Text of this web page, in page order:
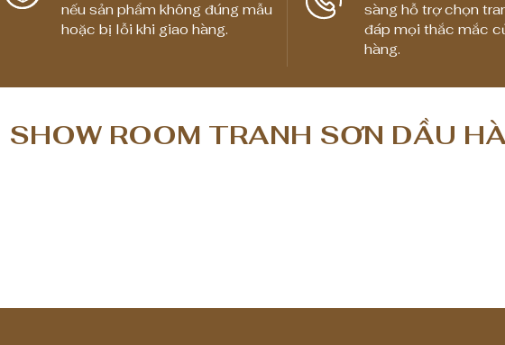
nếu sản phẩm không đúng mẫu
hoặc bị lỗi khi giao hàng.
sàng hỗ trợ chọn
đáp mọi thắc mắc
hàng.
SHOW ROOM TRANH SƠN DẦU